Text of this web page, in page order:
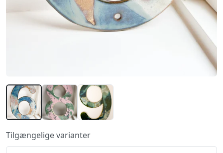
Tilgængelige varianter